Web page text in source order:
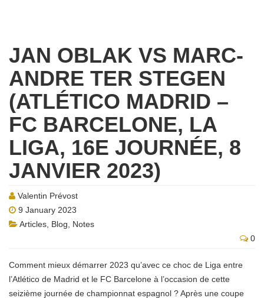
JAN OBLAK VS MARC-
ANDRE TER STEGEN
(ATLÉTICO MADRID –
FC BARCELONE, LA
LIGA, 16E JOURNÉE, 8
JANVIER 2023)
Valentin Prévost
9 January 2023
Articles Blog
Notes
0
Comment mieux démarrer 2023 qu’avec ce choc de Liga entre
l’Atlético de Madrid et le FC Barcelone à l’occasion de cette
seizième journée de championnat espagnol ? Après une coupe